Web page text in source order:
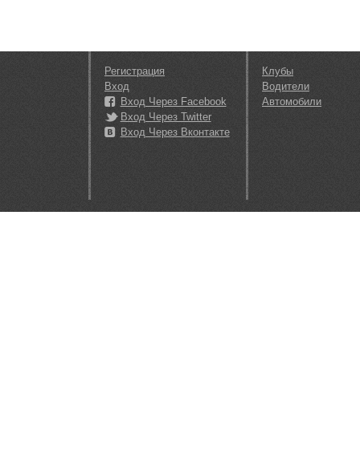
Регистрация
Вход
Вход Через Facebook
Вход Через Twitter
Вход Через Вконтакте
Клубы
Водители
Автомобили